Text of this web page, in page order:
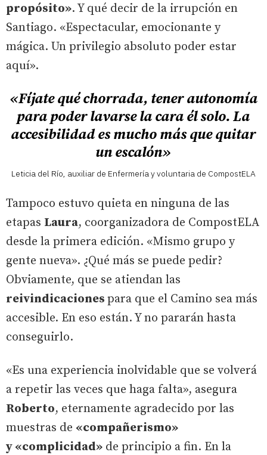
propósito». Y qué decir de la irrupción en
Santiago. «Espectacular, emocionante y
mágica. Un privilegio absoluto poder estar
aquí».
«Fíjate qué chorrada, tener autonomía
para poder lavarse la cara él solo. La
accesibilidad es mucho más que quitar
un escalón»
Leticia del Río, auxiliar de Enfermería y voluntaria de CompostELA
Tampoco estuvo quieta en ninguna de las
etapas Laura, coorganizadora de CompostELA
desde la primera edición. «Mismo grupo y
gente nueva». ¿Qué más se puede pedir?
Obviamente, que se atiendan las
reivindicaciones para que el Camino sea más
accesible. En eso están. Y no pararán hasta
conseguirlo.
«Es una experiencia inolvidable que se volverá
a repetir las veces que haga falta», asegura
Roberto, eternamente agradecido por las
muestras de «compañerismo»
y «complicidad» de principio a fin. En la